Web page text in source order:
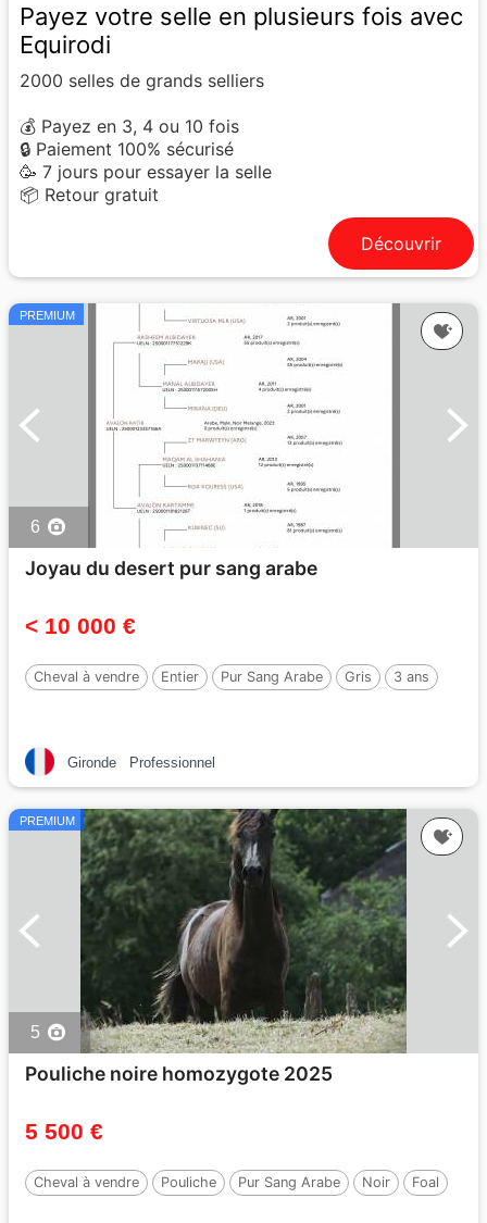
Payez votre selle en plusieurs fois avec
Equirodi
2000 selles de grands selliers
💰 Payez en 3, 4 ou 10 fois
🔒 Paiement 100% sécurisé
🥳 7 jours pour essayer la selle
📦 Retour gratuit
Découvrir
PREMIUM
6
Joyau du desert pur sang arabe
< 10 000 €
Cheval à vendre Entier Pur Sang Arabe Gris 3 ans
Gironde Professionnel
PREMIUM
5
Pouliche noire homozygote 2025
5 500 €
Cheval à vendre Pouliche Pur Sang Arabe Noir Foal